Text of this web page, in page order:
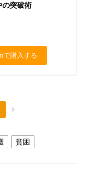
の突破術
で購入する
貧困